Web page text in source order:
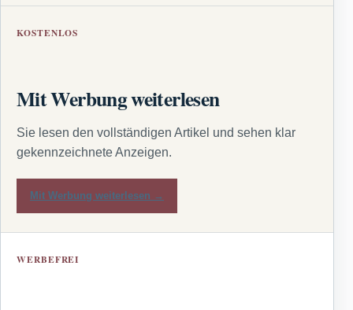
KOSTENLOS
Mit Werbung weiterlesen
Sie lesen den vollständigen Artikel und sehen klar
gekennzeichnete Anzeigen.
Mit Werbung weiterlesen →
WERBEFREI